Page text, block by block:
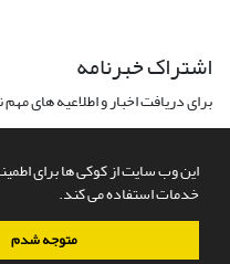
این وب سایت از کوکی ها برای
خدمات استفاده می کند.
متوجه شدم
اشتراک خبرنامه
برای دریافت اخبار و اطلاعیه های